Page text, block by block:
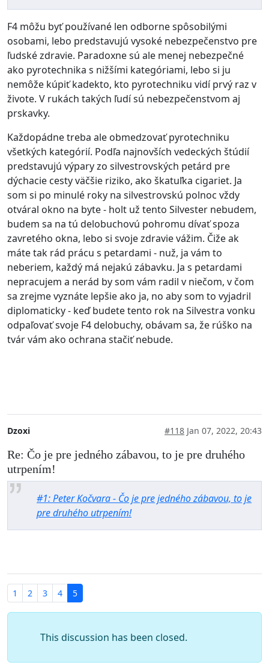
F4 môžu byť používané len odborne spôsobilými
osobami, lebo predstavujú vysoké nebezpečenstvo pre
ľudské zdravie. Paradoxne sú ale menej nebezpečné
ako pyrotechnika s nižšími kategóriami, lebo si ju
nemôže kúpiť kadekto, kto pyrotechniku vidí prvý raz v
živote. V rukách takých ľudí sú nebezpečenstvom aj
prskavky.
Každopádne treba ale obmedzovať pyrotechniku
všetkých kategórií. Podľa najnovších vedeckých štúdií
predstavujú výpary zo silvestrovských petárd pre
dýchacie cesty väčšie riziko, ako škatuľka cigariet. Ja
som si po minulé roky na silvestrovskú polnoc vždy
otváral okno na byte - holt už tento Silvester nebudem,
budem sa na tú delobuchovú pohromu dívať spoza
zavretého okna, lebo si svoje zdravie vážim. Čiže ak
máte tak rád prácu s petardami - nuž, ja vám to
neberiem, každý má nejakú zábavku. Ja s petardami
nepracujem a nerád by som vám radil v niečom, v čom
sa zrejme vyznáte lepšie ako ja, no aby som to vyjadril
diplomaticky - keď budete tento rok na Silvestra vonku
odpaľovať svoje F4 delobuchy, obávam sa, že rúško na
tvár vám ako ochrana stačiť nebude.
Dzoxi #118 Jan 07, 2022, 20:43
Re: Čo je pre jedného zábavou, to je pre druhého
utrpením!
#1: Peter Kočvara - Čo je pre jedného zábavou, to je
pre druhého utrpením!
1 2 3 4 5
This discussion has been closed.